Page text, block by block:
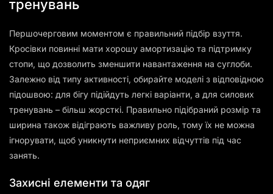
тренувань
Першочерговим моментом є правильний підбір взуття.
Кросівки повинні мати хорошу амортизацію та підтримку
стопи, що дозволить зменшити навантаження на суглоби.
Залежно від типу активності, обирайте моделі з відповідною
підошвою: для бігу підійдуть легкі варіанти, а для силових
тренувань – більш жорсткі. Правильно підібраний розмір та
ширина також відіграють важливу роль, тому їх не можна
ігнорувати, щоб уникнути неприємних відчуттів під час
занять.
Захисні елементи та одяг